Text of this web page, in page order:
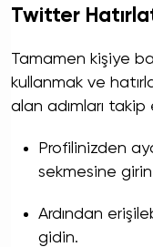
Twitter
Tamamen kişiye
kullanmak ve
alan adımları
Profilinizden
sekmesine
Ardından
gidin.